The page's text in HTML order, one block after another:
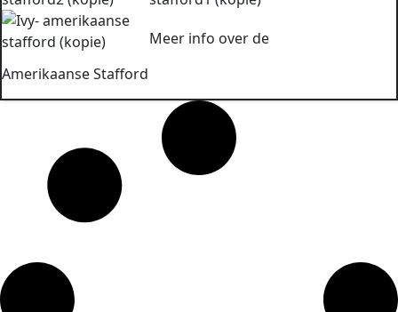
Meer info over de
Amerikaanse Stafford